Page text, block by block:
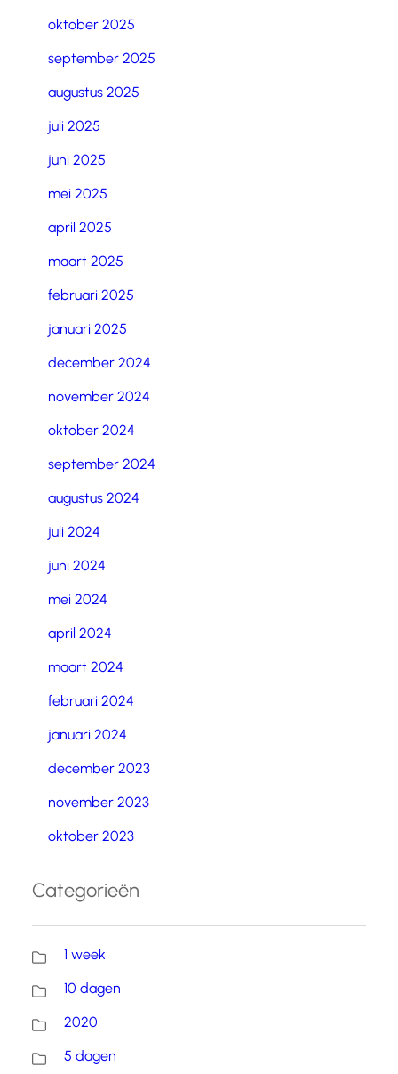
oktober 2025
september 2025
augustus 2025
juli 2025
juni 2025
mei 2025
april 2025
maart 2025
februari 2025
januari 2025
december 2024
november 2024
oktober 2024
september 2024
augustus 2024
juli 2024
juni 2024
mei 2024
april 2024
maart 2024
februari 2024
januari 2024
december 2023
november 2023
oktober 2023
Categorieën
1 week
10 dagen
2020
5 dagen